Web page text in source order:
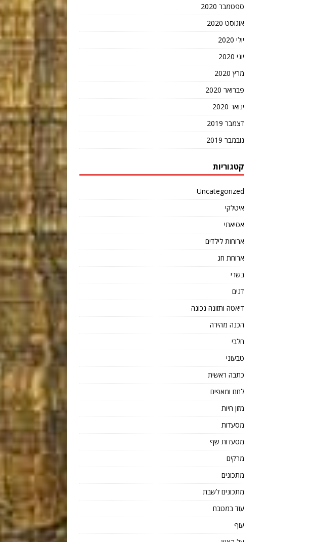
ספטמבר 2020
אוגוסט 2020
יולי 2020
יוני 2020
מרץ 2020
פברואר 2020
ינואר 2020
דצמבר 2019
נובמבר 2019
קטגוריות
Uncategorized
איטלקי
אסיאתי
ארוחות לילדים
ארוחת חג
בשרי
דגים
דיאטה ותזונה נכונה
הכנה מהירה
חלבי
טבעוני
כתבה ראשית
לחם ומאפים
מזון חיות
מסעדות
מסעדות שף
מרקים
מתכונים
מתכונים לשבת
עוד במטבח
עוף